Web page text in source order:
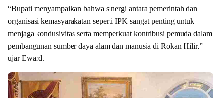
“Bupati menyampaikan bahwa sinergi antara pemerintah dan
organisasi kemasyarakatan seperti IPK sangat penting untuk
menjaga kondusivitas serta memperkuat kontribusi pemuda dalam
pembangunan sumber daya alam dan manusia di Rokan Hilir,”
ujar Eward.